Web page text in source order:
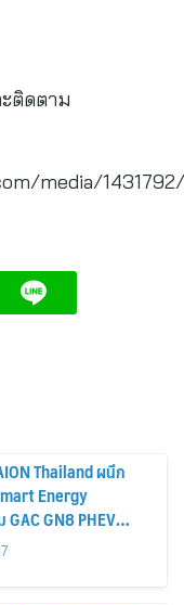
ติดตาม
media/
Thailand ผนึก
Energy
GN8 PHEV
รีเมียม เข้ากับ
ภายในบ้าน